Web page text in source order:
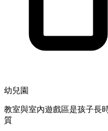
幼兒園
教室與室內遊戲區是孩子長
質